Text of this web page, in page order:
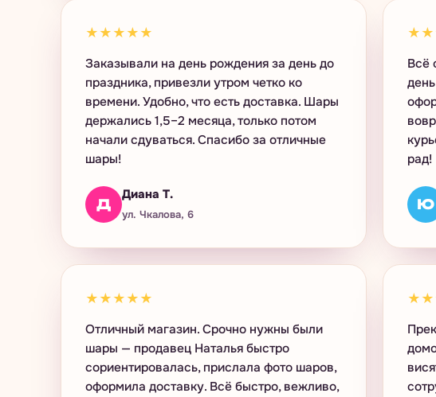
★★★★★
Заказывали на день рождения за день до
праздника, привезли утром четко ко
времени. Удобно, что есть доставка. Шары
держались 1,5–2 месяца, только потом
начали сдуваться. Спасибо за отличные
шары!
Д
Диана Т.
ул. Чкалова, 6
Всё
рад!
Ю
★★★★★
Отличный магазин. Срочно нужны были
шары — продавец Наталья быстро
сориентировалась, прислала фото шаров,
оформила доставку. Всё быстро, вежливо,